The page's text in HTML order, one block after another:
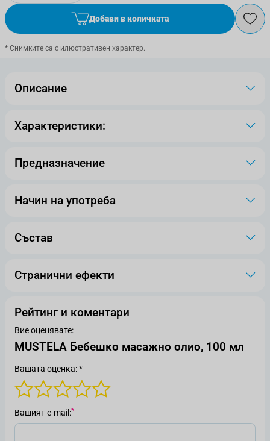
Добави в количката
* Снимките са с илюстративен характер.
Описание
Характеристики:
Предназначение
Начин на употреба
Състав
Странични ефекти
Рейтинг и коментари
Вие оценявате:
MUSTELA Бебешко масажно олио, 100 мл
Вашата оценка: *
Вашият е-mail